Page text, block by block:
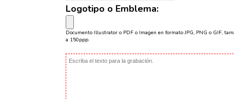
Logotipo o Emblema:
Documento Illustrator o PDF o Imagen en formato JPG, PNG o GIF,
a 150ppp.